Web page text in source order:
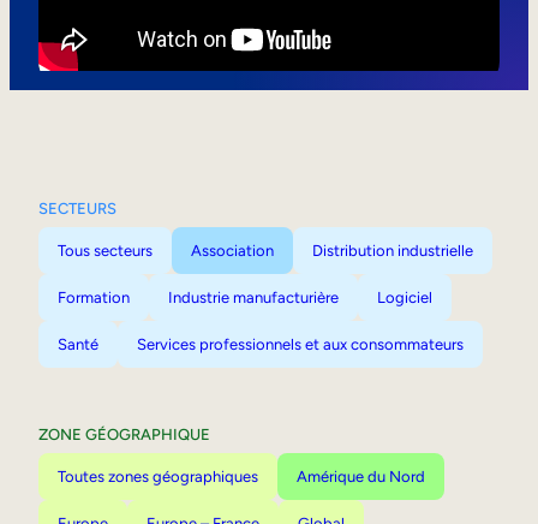
SECTEURS
Tous secteurs Association Distribution industrielle
Formation Industrie manufacturière Logiciel
Santé Services professionnels et aux consommateurs
ZONE GÉOGRAPHIQUE
Toutes zones géographiques Amérique du Nord